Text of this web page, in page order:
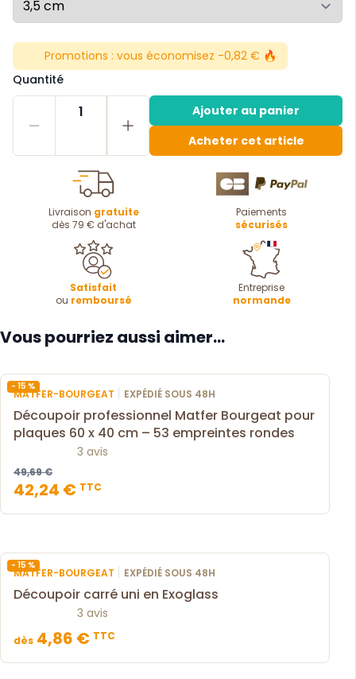
Promotions : vous économisez -0,82 € 🔥
Quantité
1
Ajouter au panier
Acheter cet article
Livraison gratuite
dès 79 € d'achat
Paiements
sécurisés
Satisfait
ou remboursé
Entreprise
normande
Vous pourriez aussi aimer...
- 15 %
MATFER-BOURGEAT | EXPÉDIÉ SOUS 48H
Découpoir professionnel Matfer Bourgeat pour
plaques 60 x 40 cm – 53 empreintes rondes
3 avis
49,69 €
42,24 € TTC
- 15 %
MATFER-BOURGEAT | EXPÉDIÉ SOUS 48H
Découpoir carré uni en Exoglass
3 avis
dès 4,86 € TTC